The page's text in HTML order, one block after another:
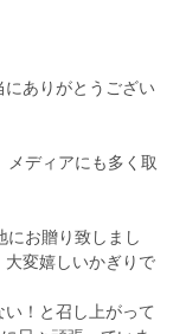
ありがとうござい
ディアにも多く取
お贈り致しまし
変嬉しいかぎりで
！と召し上がって